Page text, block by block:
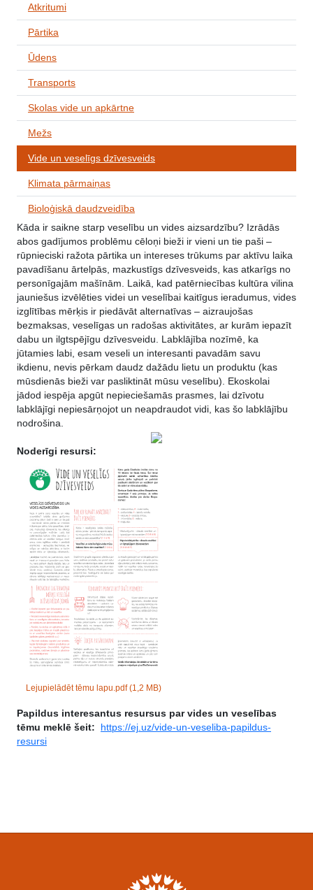
Atkritumi
Pārtika
Ūdens
Transports
Skolas vide un apkārtne
Mežs
Vide un veselīgs dzīvesveids
Klimata pārmaiņas
Bioloģiskā daudzveidība
Kāda ir saikne starp veselību un vides aizsardzību? Izrādās
abos gadījumos problēmu cēloņi bieži ir vieni un tie paši –
rūpnieciski ražota pārtika un intereses trūkums par aktīvu laika
pavadīšanu ārtelpās, mazkustīgs dzīvesveids, kas atkarīgs no
personīgajām mašīnām. Laikā, kad patērniecības kultūra vilina
jauniešus izvēlēties videi un veselībai kaitīgus ieradumus, vides
izglītības mērķis ir piedāvāt alternatīvas – aizraujošas
bezmaksas, veselīgas un radošas aktivitātes, ar kurām iepazīt
dabu un ilgtspējīgu dzīvesveidu. Labklājība nozīmē, ka
jūtamies labi, esam veseli un interesanti pavadām savu
ikdienu, nevis pērkam daudz dažādu lietu un produktu (kas
mūsdienās bieži var pasliktināt mūsu veselību). Ekoskolai
jādod iespēja apgūt nepieciešamās prasmes, lai dzīvotu
labklājīgi nepiesārņojot un neapdraudot vidi, kas šo labklājību
nodrošina.
Noderīgi resursi:
Lejupielādēt tēmu lapu.pdf (1,2 MB)
Papildus interesantus resursus par vides un veselības
tēmu meklē šeit:
https://ej.uz/vide-un-veseliba-papildus-
resursi